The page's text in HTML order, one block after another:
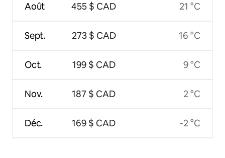
Août
Sept.
Oct.
Nov.
Déc.
455 $ CAD
273 $ CAD
199 $ CAD
187 $ CAD
169 $ CAD
21 °C
16 °C
9 °C
2 °C
-2 °C